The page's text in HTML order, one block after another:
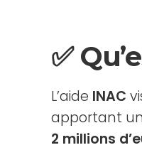
✅
L’aide INAC
apportant
2 millions